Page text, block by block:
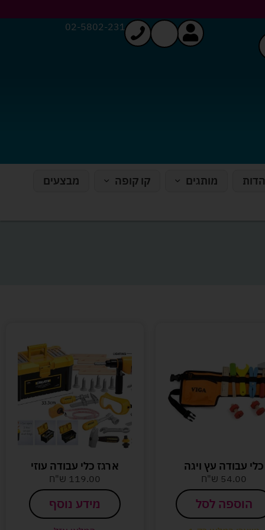
02-5802-231
מותגים קו קופה
מבצעים
כלי עבודה עץ ויגה
54.00 ש"ח
הוספה לסל
ארגז כלי עבודה עוזי
119.00 ש"ח
מידע נוסף